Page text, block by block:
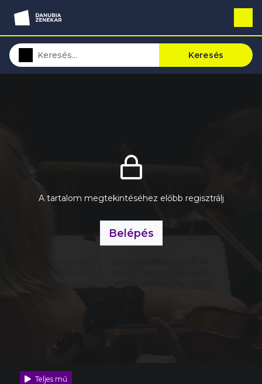
Keresés
A tartalom megtekintéséhez előbb regisztrálj
Belépés
Teljes mű